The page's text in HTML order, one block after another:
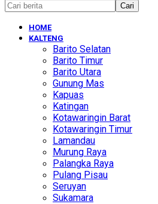
HOME
KALTENG
Barito Selatan
Barito Timur
Barito Utara
Gunung Mas
Kapuas
Katingan
Kotawaringin Barat
Kotawaringin Timur
Lamandau
Murung Raya
Palangka Raya
Pulang Pisau
Seruyan
Sukamara